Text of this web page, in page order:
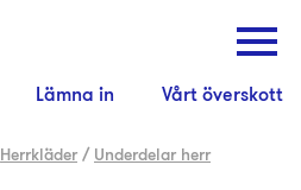
Lämna in Vårt överskott
Herrkläder / Underdelar herr